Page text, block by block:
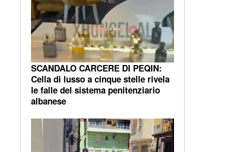
SCANDALO CARCERE DI PEQIN:
Cella di lusso a cinque stelle rivela
le falle del sistema penitenziario
albanese